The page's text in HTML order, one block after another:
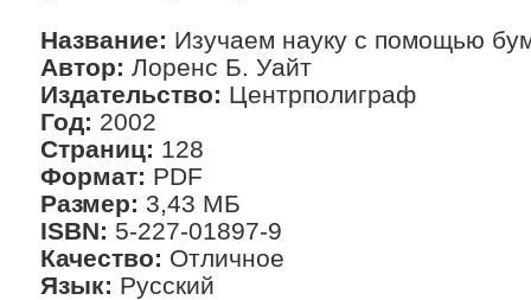
Название: Изучаем науку с помощью
Автор: Лоренс Б. Уайт
Издательство: Центрполиграф
Год: 2002
Страниц: 128
Формат: PDF
Размер: 3,43 МБ
ISBN: 5-227-01897-9
Качество: Отличное
Язык: Русский